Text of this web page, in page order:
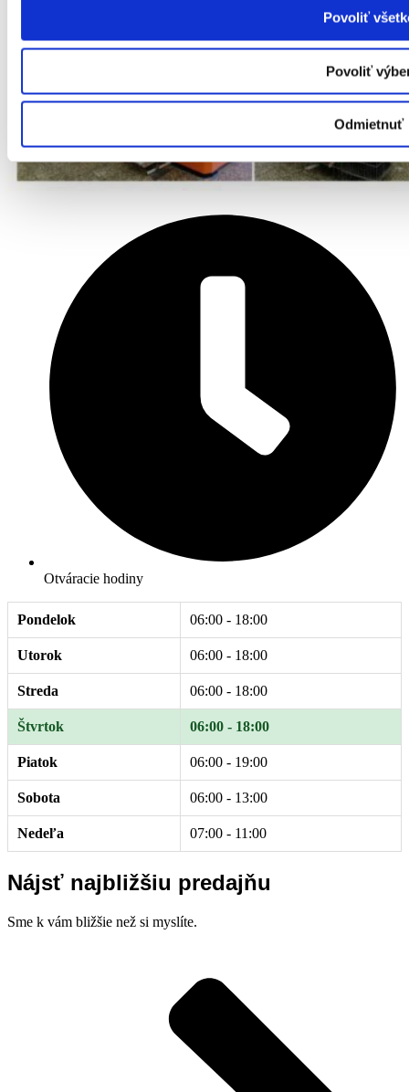
Povoliť
Povoliť
Odmietnuť
Otváracie hodiny
Pondelok 06:00 - 18:00
Utorok 06:00 - 18:00
Streda 06:00 - 18:00
Štvrtok 06:00 - 18:00
Piatok 06:00 - 19:00
Sobota 06:00 - 13:00
Nedeľa 07:00 - 11:00
Nájsť najbližšiu predajňu
Sme k vám bližšie než si myslíte.